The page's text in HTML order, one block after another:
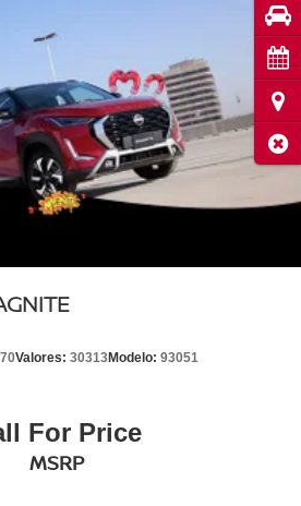
Valores: 30313Modelo: 93051
For Price
MSRP